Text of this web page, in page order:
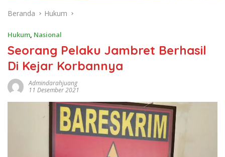
Beranda Hukum
Hukum, Nasional
Seorang Pelaku Jambret Berhasil
Di Kejar Korbannya
Admindarahjuang
11 Desember 2021